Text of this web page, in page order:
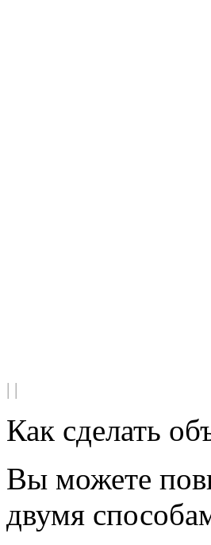
| |
Как сделать
Вы можете
двумя